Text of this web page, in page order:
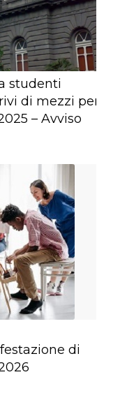
studenti
di mezzi per
– Avviso
di